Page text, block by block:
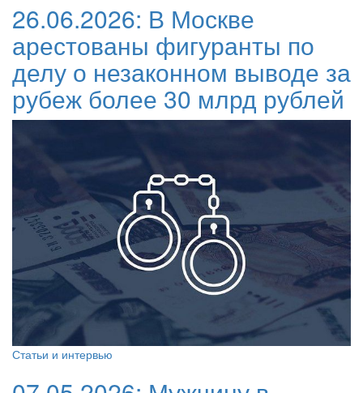
26.06.2026: В Москве
арестованы фигуранты по
делу о незаконном выводе за
рубеж более 30 млрд рублей
Статьи и интервью